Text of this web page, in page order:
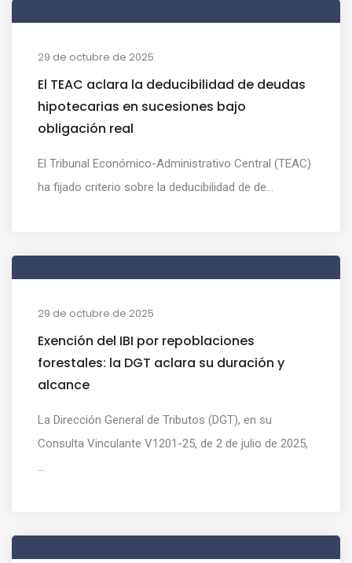
29 de octubre de 2025
El TEAC aclara la deducibilidad de deudas
hipotecarias en sucesiones bajo
obligación real
El Tribunal Económico-Administrativo Central (TEAC)
ha fijado criterio sobre la deducibilidad de de...
29 de octubre de 2025
Exención del IBI por repoblaciones
forestales: la DGT aclara su duración y
alcance
La Dirección General de Tributos (DGT), en su
Consulta Vinculante V1201-25, de 2 de julio de 2025,
...